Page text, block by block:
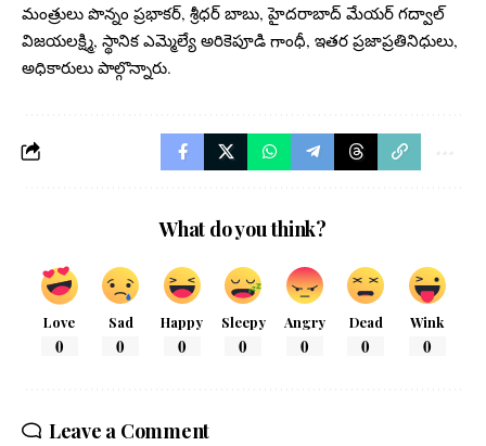
మంత్రులు పొన్నం ప్రభాకర్, శ్రీధర్ బాబు, హైదరాబాద్ మేయర్ గద్వాల్
విజయలక్ష్మి, స్థానిక ఎమ్మెల్యే అరికెపూడి గాంధీ, ఇతర ప్రజాప్రతినిధులు,
అధికారులు పాల్గొన్నారు.
What do you think?
Love
0
Sad
0
Happy
0
Sleepy
0
Angry
0
Dead
0
Wink
0
Leave a Comment